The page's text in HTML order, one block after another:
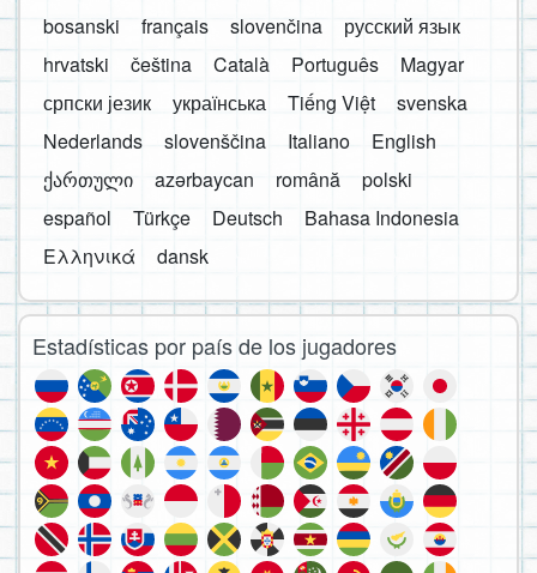
bosanski français slovenčina
русский язык
hrvatski
čeština Català Português
Magyar
српски језик
українська Tiếng Việt
svenska
Nederlands
slovenščina Italiano
English
ქართული
azərbaycan română
polski
español
Türkçe Deutsch
Bahasa Indonesia
Ελληνικά
dansk
Estadísticas por país de los jugadores